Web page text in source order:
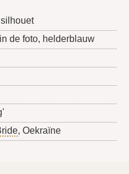
de foto, helderblauw
, Oekraïne